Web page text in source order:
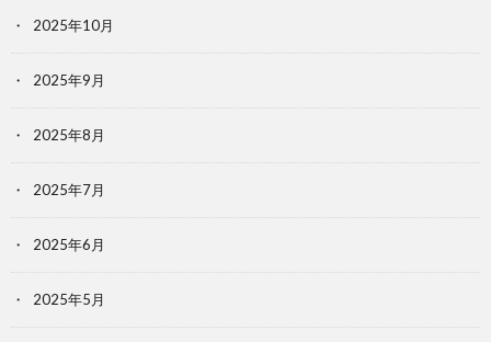
2025年10月
2025年9月
2025年8月
2025年7月
2025年6月
2025年5月